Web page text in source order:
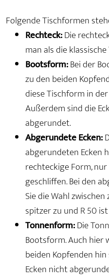
Folgende Tischformen
Rechteck:Die
man als die
Bootsform:Bei der
zu den beiden
diese Tischform in
Außerdem sind die
abgerundet.
Abgerundete Ecken:
abgerundeten Ecken
rechteckige Form,
geschliffen. Bei den
Sie die Wahl
spitzer zu und R 50
Tonnenform:Die
Bootsform. Auch hier
beiden Kopfenden
Ecken nicht